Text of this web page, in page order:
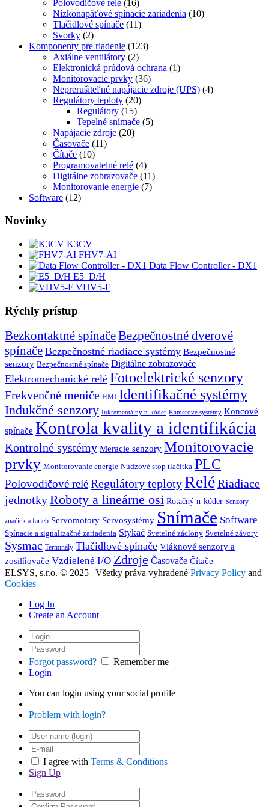
Polovodičové relé (16)
Nízkonapäťové spínacie zariadenia (10)
Tlačidlové spínače (11)
Svorky (2)
Komponenty pre riadenie (123)
Axiálne ventilátory (2)
Elektronická prúdová ochrana (1)
Monitorovacie prvky (36)
Neprerušiteľné napájacie zdroje (UPS) (4)
Regulátory teploty (20)
Regulátory (15)
Tepelné snímače (5)
Napájacie zdroje (20)
Časovače (11)
Čítače (10)
Programovatelné relé (4)
Digitálne zobrazovače (11)
Monitorovanie energie (7)
Software (12)
Novinky
K3CV
FHV7-AI
Data Flow Controller - DX1
E5_D/H
VHV5-F
Rýchly prístup
Bezkontaktné spínačeBezpečnostné dverové
spínače Bezpečnostné riadiace systémy Bezpečnostné
senzory Bezpečnostné spínače Digitálne zobrazovače
Elektromechanické relé Fotoelektrické senzory
Frekvenčné meniče HMI Identifikačné systémy
Indukčné senzory Inkrementálny n-kóder Kamerové systémy Koncové
spínače Kontrola kvality a identifikácia
Kontrolné systémy Meracie senzory Monitorovacie
prvky Monitorovanie energie Núdzové stop tlačítka PLC
Polovodičové reléRegulátory teplotyReléRiadiace
jednotkyRoboty a lineárne osi Rotačný n-kóder Senzory
značiek a farieb Servomotory Servosystémy Snímače Software
Spínacie a signalizačné zariadenia Stykač Svetelné záclony Svetelné závory
Sysmac Terminály Tlačidlové spínače Vláknové senzory a
zosilňovače Vzdielené I/O Zdroje Časovače Čítače
ELSYS, s.r.o. © 2025 | Všetky práva vyhradené Privacy Policy and
Cookies
Log In
Create an Account
Forgot password?
Remember me
Login
You can login using your social profile
Problem with login?
I agree with Terms & Conditions
Sign Up